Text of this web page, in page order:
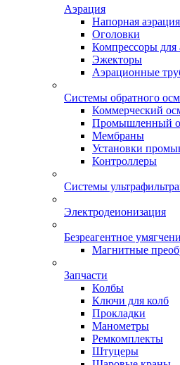
Аэрация
Напорная аэрация
Оголовки
Компрессоры для
Эжекторы
Аэрационные
Системы обратного
Коммерческий
Промышленный
Мембраны
Установки
Контроллеры
Системы
Электродеионизация
Безреагентное
Магнитные
Запчасти
Колбы
Ключи для колб
Прокладки
Манометры
Ремкомплекты
Штуцеры